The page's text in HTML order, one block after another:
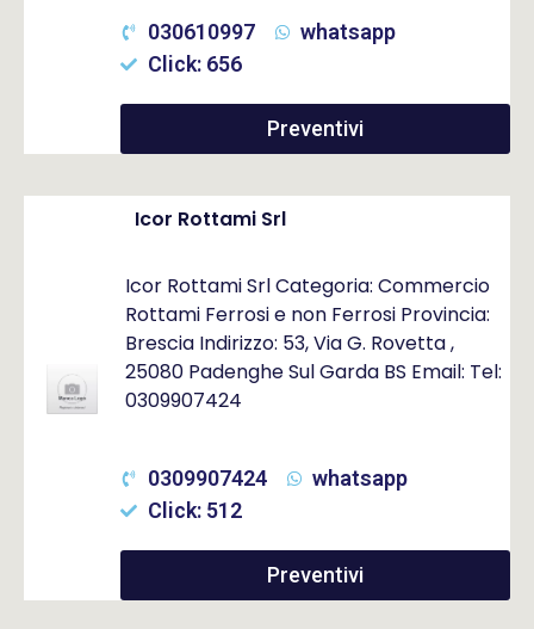
030610997
whatsapp
Click: 656
Preventivi
Icor Rottami Srl
Icor Rottami Srl Categoria: Commercio
Rottami Ferrosi e non Ferrosi Provincia:
Brescia Indirizzo: 53, Via G. Rovetta ,
25080 Padenghe Sul Garda BS Email: Tel:
0309907424
0309907424
whatsapp
Click: 512
Preventivi